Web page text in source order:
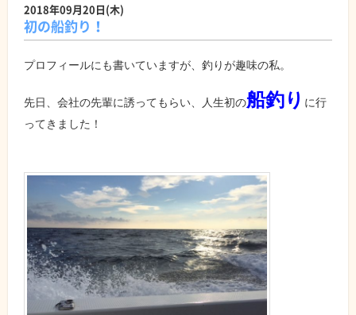
2018年09月20日(木)
初の船釣り！
プロフィールにも書いていますが、釣りが趣味の私。
先日、会社の先輩に誘ってもらい、人生初の船釣り に行
ってきました！